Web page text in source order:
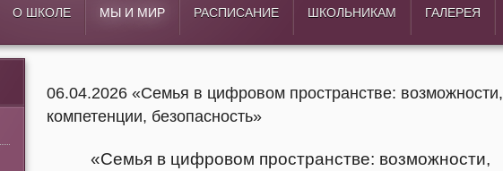
О ШКОЛЕ МЫ И МИР РАСПИСАНИЕ ШКОЛЬНИКАМ ГАЛЕРЕЯ
06.04.2026 «Семья в цифровом пространстве: возможности,
компетенции, безопасность»
«Семья в цифровом пространстве: возможности,